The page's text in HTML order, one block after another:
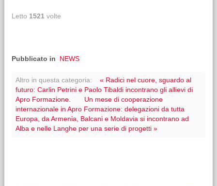
Letto 1521volte
Pubblicato in NEWS
Altro in questa categoria:
« Radici nel cuore, sguardo al
futuro: Carlin Petrini e Paolo Tibaldi incontrano gli allievi di
Apro Formazione.
Un mese di cooperazione
internazionale in Apro Formazione: delegazioni da tutta
Europa, da Armenia, Balcani e Moldavia si incontrano ad
Alba e nelle Langhe per una serie di progetti »